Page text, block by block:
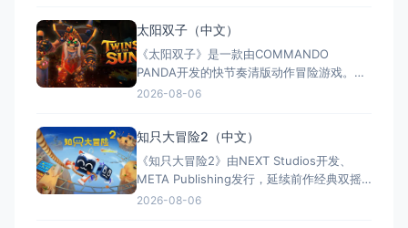
的高速3D格斗为核心，支持体感操控与全区
中文，融合故事、竞技与创作多种模式。
太阳双子（中文）
《太阳双子》是一款由COMMANDO
PANDA开发的快节奏清版动作冒险游戏。双
胞胎兄弟为拯救被掳走的妹妹，踏上横跨荒
佳选择；25个手工关卡、史诗头目战与即时
强化系统带来丰富体验。全区中文支持，容
量仅1GB，Switch/S
2026-08-06
知只大冒险2（中文）
《知只大冒险2》由NEXT Studios开发、
META Publishing发行，延续前作经典双摇
杆控制双腿的玩法，首次支持最多4人联机合
2026-08-06